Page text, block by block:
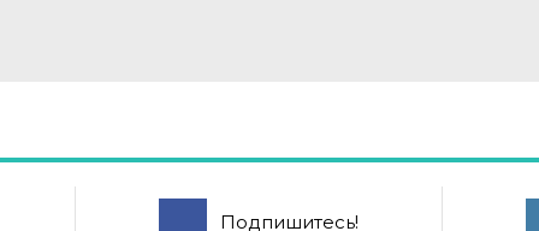
Подпишитесь!